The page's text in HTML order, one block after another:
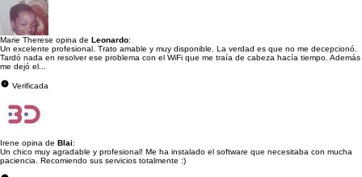
Marie Therese opina de Leonardo:
Un excelente profesional. Trato amable y muy disponible. La verdad es que no me decepcionó.
Tardó nada en resolver ese problema con el WiFi que me traía de cabeza hacía tiempo. Además
me dejó el...
Verificada
Irene opina de Blai:
Un chico muy agradable y profesional! Me ha instalado el software que necesitaba con mucha
paciencia. Recomiendo sus servicios totalmente :)